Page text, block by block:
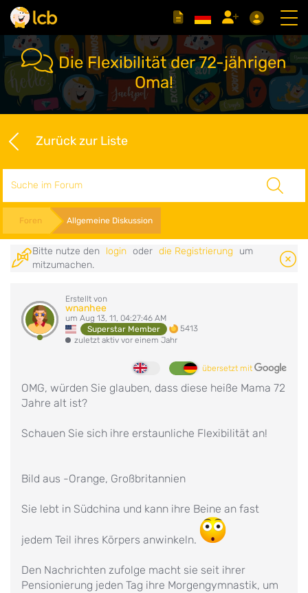
Die Flexibilität der 72-jährigen
Oma!
Zurück zur Liste
Foren Allgemeine Diskussion
Bitte nutze den login oder die Registrierung
um
mitzumachen.
Erstellt von
wnanhee
um Aug 13, 11, 04:27:46 AM
Superstar Member
5413
zuletzt aktiv vor einem Jahr
übersetzt mit
OMG, würden Sie glauben, dass diese heiße Mama 72
Jahre alt ist?
Schauen Sie sich ihre erstaunliche Flexibilität an!
Bild aus -Orange, Großbritannien
Sie lebt in Südchina und kann ihre Beine an fast
jedem Teil ihres Körpers anwinkeln.
Den Nachrichten zufolge macht sie seit ihrer
Pensionierung jeden Tag ihre Morgengymnastik, um